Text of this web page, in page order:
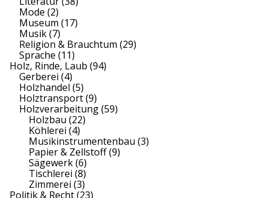
Mode (2)
Museum (17)
Musik(7)
Religion & Brauchtum (29)
Sprache (11)
Holz, Rinde, Laub (94)
Gerberei (4)
Holzhandel (5)
Holztransport(9)
Holzverarbeitung(59)
Holzbau (22)
Köhlerei (4)
Musikinstrumentenbau (3)
Papier & Zellstoff(9)
Sägewerk(6)
Tischlerei (8)
Zimmerei (3)
Politik & Recht(23)